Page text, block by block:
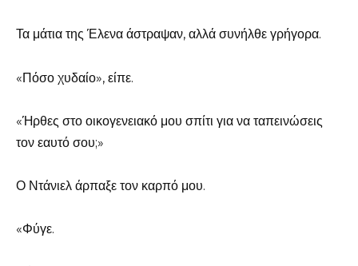
Τα μάτια της Έλενα άστραψαν, αλλά συνήλθε γρήγορα.
«Πόσο χυδαίο», είπε.
«Ήρθες στο οικογενειακό μου σπίτι για να ταπεινώσεις
τον εαυτό σου;»
Ο Ντάνιελ άρπαξε τον καρπό μου.
«Φύγε.